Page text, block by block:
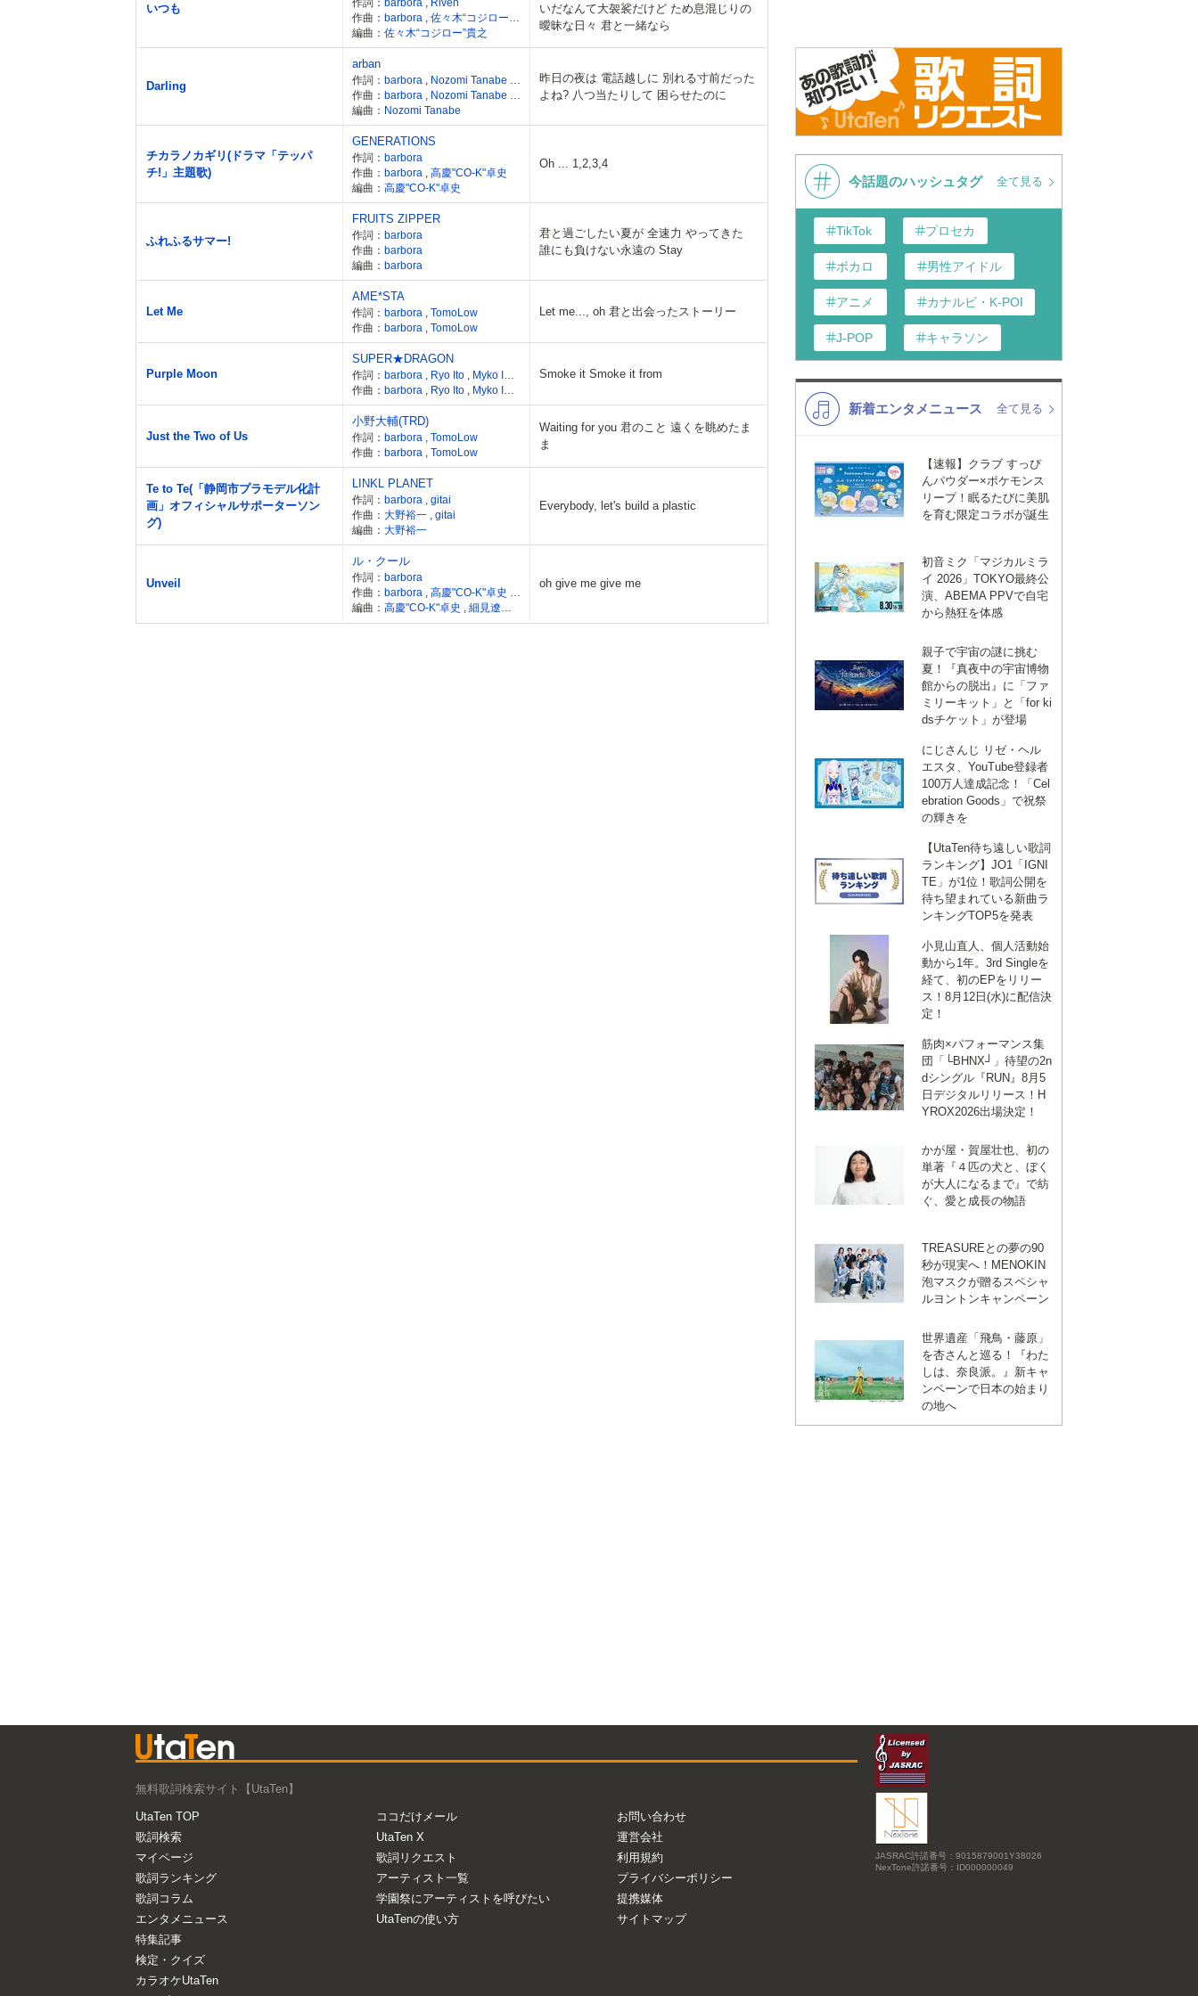
いつも
作曲： barbora 佐々木“コジロー”貴之 Riven , 藤田亮介
編曲： 佐々木“コジロー”貴之
いだなんて大袈裟だけど ため息混じりの
曖昧な日々 君と一緒なら
Darling
arban
作詞： barbora Nozomi Tanabe suekiki ,keiisk
作曲： barbora Nozomi Tanabe suekiki,keiisk
編曲： Nozomi Tanabe
昨日の夜は 電話越しに 別れる寸前だった
よね? 八つ当たりして 困らせたのに
チカラノカギリ(ドラマ「テッパ
チ!」主題歌)
GENERATIONS
作詞： barbora
作曲： barbora
高慶"CO-K"卓史
編曲： 高慶"CO-K"卓史
Oh ... 1,2,3,4
ふれふるサマー!
FRUITS ZIPPER
作詞： barbora
作曲： barbora
編曲： barbora
君と過ごしたい夏が 全速力 やってきた
誰にも負けない永遠の Stay
Let Me
AME*STA
作詞： barbora
TomoLow
作曲： barbora TomoLow
Let me..., oh 君と出会ったストーリー
Purple Moon
SUPER★DRAGON
作詞： barbora Ryo Ito Myko ISLAND ,BE YOU
作曲： barbora Ryo Ito Myko ISLAND
Smoke it Smoke it from
Just the Two of Us
小野大輔(TRD)
作詞： barbora
TomoLow
作曲： barbora TomoLow
Waiting for you 君のこと 遠くを眺めたま
ま
Te to Te(「静岡市プラモデル化計
画」オフィシャルサポーターソン
グ)
LINKL PLANET
作詞： barbora
gitai
作曲： 大野裕一
gitai
編曲： 大野裕一
Everybody, let's build a plastic
Unveil
ル・クール
作詞： barbora
作曲： barbora 高慶"CO-K"卓史
細見遼太郎
編曲： 高慶"CO-K"卓史 細見遼太郎
oh give me give me
今話題のハッシュタグ 全て見る
TikTok プロセカ
ボカロ 男性アイドル
アニメ カナルビ・K-POP和訳
J-POP キャラソン
K-POP 演歌・歌謡
VTuber ディズニー
新着エンタメニュース 全て見る
【速報】クラブ すっぴ
んパウダー×ポケモンス
リープ！眠るたびに美肌
を育む限定コラボが誕生
初音ミク「マジカルミラ
イ 2026」TOKYO最終公
演、ABEMA PPVで自宅
から熱狂を体感
親子で宇宙の謎に挑む
夏！『真夜中の宇宙博物
館からの脱出』に「ファ
ミリーキット」と「for ki
dsチケット」が登場
にじさんじ リゼ・ヘル
エスタ、YouTube登録者
100万人達成記念！「Cel
ebration Goods」で祝祭
の輝きを
【UtaTen待ち遠しい歌詞
ランキング】JO1「IGNI
TE」が1位！歌詞公開を
待ち望まれている新曲ラ
ンキングTOP5を発表
小見山直人、個人活動始
動から1年。3rd Singleを
経て、初のEPをリリー
ス！8月12日(水)に配信決
定！
筋肉×パフォーマンス集
団「└BHNX┘」待望の2n
dシングル『RUN』8月5
日デジタルリリース！H
YROX2026出場決定！
かが屋・賀屋壮也、初の
単著『４匹の犬と、ぼく
が大人になるまで』で紡
ぐ、愛と成長の物語
TREASUREとの夢の90
秒が現実へ！MENOKIN
泡マスクが贈るスペシャ
ルヨントンキャンペーン
世界遺産「飛鳥・藤原」
を杏さんと巡る！『わた
しは、奈良派。』新キャ
ンペーンで日本の始まり
の地へ
無料歌詞検索サイト【UtaTen】
UtaTen TOP
歌詞検索
マイページ
歌詞ランキング
歌詞コラム
エンタメニュース
特集記事
検定・クイズ
カラオケUtaTen
ココだけメール
UtaTen X
歌詞リクエスト
アーティスト一覧
学園祭にアーティストを呼びたい
UtaTenの使い方
お問い合わせ
運営会社
利用規約
プライバシーポリシー
提携媒体
サイトマップ
JASRAC許諾番号：9015879001Y38026
NexTone許諾番号：ID000000049